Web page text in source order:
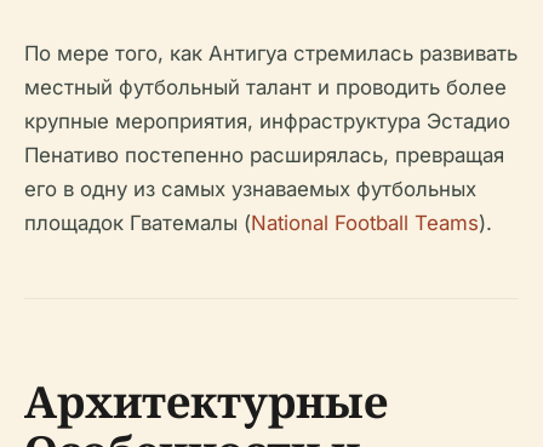
По мере того, как Антигуа стремилась развивать
местный футбольный талант и проводить более
крупные мероприятия, инфраструктура Эстадио
Пенативо постепенно расширялась, превращая
его в одну из самых узнаваемых футбольных
площадок Гватемалы (National Football Teams).
Архитектурные